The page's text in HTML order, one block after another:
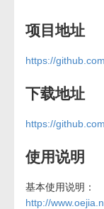
项目地址
https://
下载地址
https://
使用说明
基本使用说明：
http://